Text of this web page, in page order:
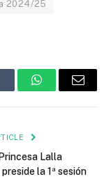
2024/25
WhatsAppEmail
Lalla
la 1ª sesión